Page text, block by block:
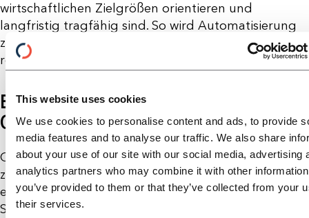
This website uses cookies
We use cookies to personalise content and ads, to provide
media features and to analyse our traffic. We also share
about your use of our site with our social media, advertising
analytics partners who may combine it with other
you’ve provided to them or that they’ve collected from your
their services.
wirtschaftlichen Zielgrößen orientieren und
langfristig tragfähig sind. So wird Automatisierung
zum wirksamen Instrument, um Produktionssysteme
resilient, effizient und zukunftssicher auszurichten.
BEREIT, DEN NÄCHSTEN SCHRITT ZU
GEHEN?
Ob erste Gedanken oder konkrete Pläne – wir hören
zu, fragen nach und entwickeln gemeinsam weiter. In
einem unverbindlichen Erstgespräch klären wir, wo
Sie stehen und wie wir Sie unterstützen können.